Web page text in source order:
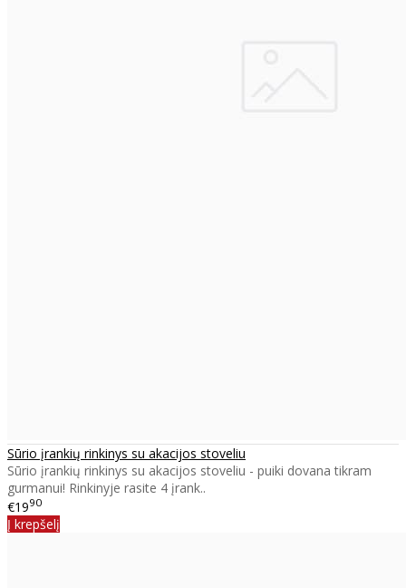
Sūrio įrankių rinkinys su akacijos stoveliu
Sūrio įrankių rinkinys su akacijos stoveliu - puiki dovana tikram
gurmanui! Rinkinyje rasite 4 įrank..
€1990
Į krepšelį